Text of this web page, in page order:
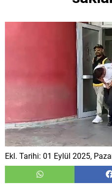
Ekl. Tarihi: 01 Eylül 2025,